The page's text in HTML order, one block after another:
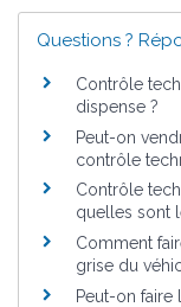
Questions ?
Contrôle
dispense ?
Peut-on
contrôle
Contrôle
quelles sont
Comment
grise du
Peut-on